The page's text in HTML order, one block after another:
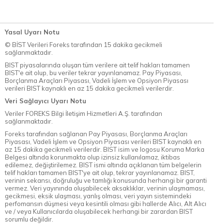
Yasal Uyarı Notu
© BİST Verileri Foreks tarafından 15 dakika gecikmeli
sağlanmaktadır.
BIST piyasalarında oluşan tüm verilere ait telif hakları tamamen
BIST'e ait olup, bu veriler tekrar yayınlanamaz. Pay Piyasası,
Borçlanma Araçları Piyasası, Vadeli İşlem ve Opsiyon Piyasası
verileri BIST kaynaklı en az 15 dakika gecikmeli verilerdir.
Veri Sağlayıcı Uyarı Notu
Veriler FOREKS Bilgi İletişim Hizmetleri A.Ş. tarafından
sağlanmaktadır.
Foreks tarafından sağlanan Pay Piyasası, Borçlanma Araçları
Piyasası, Vadeli İşlem ve Opsiyon Piyasası verileri BIST kaynaklı en
az 15 dakika gecikmeli verilerdir. BIST isim ve logosu Koruma Marka
Belgesi altında korunmakta olup izinsiz kullanılamaz, iktibas
edilemez, değiştirilemez. BIST ismi altında açıklanan tüm belgelerin
telif hakları tamamen BIST'ye ait olup, tekrar yayınlanamaz. BIST,
verinin sekansı, doğruluğu ve tamlığı konusunda herhangi bir garanti
vermez. Veri yayınında oluşabilecek aksaklıklar, verinin ulaşmaması,
gecikmesi, eksik ulaşması, yanlış olması, veri yayın sistemindeki
perfomansın düşmesi veya kesintili olması gibi hallerde Alıcı, Alt Alıcı
ve / veya Kullanıcılarda oluşabilecek herhangi bir zarardan BIST
sorumlu değildir.